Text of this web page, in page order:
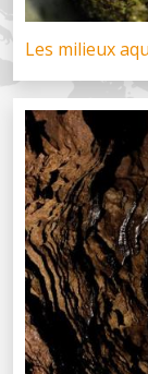
Les milieux